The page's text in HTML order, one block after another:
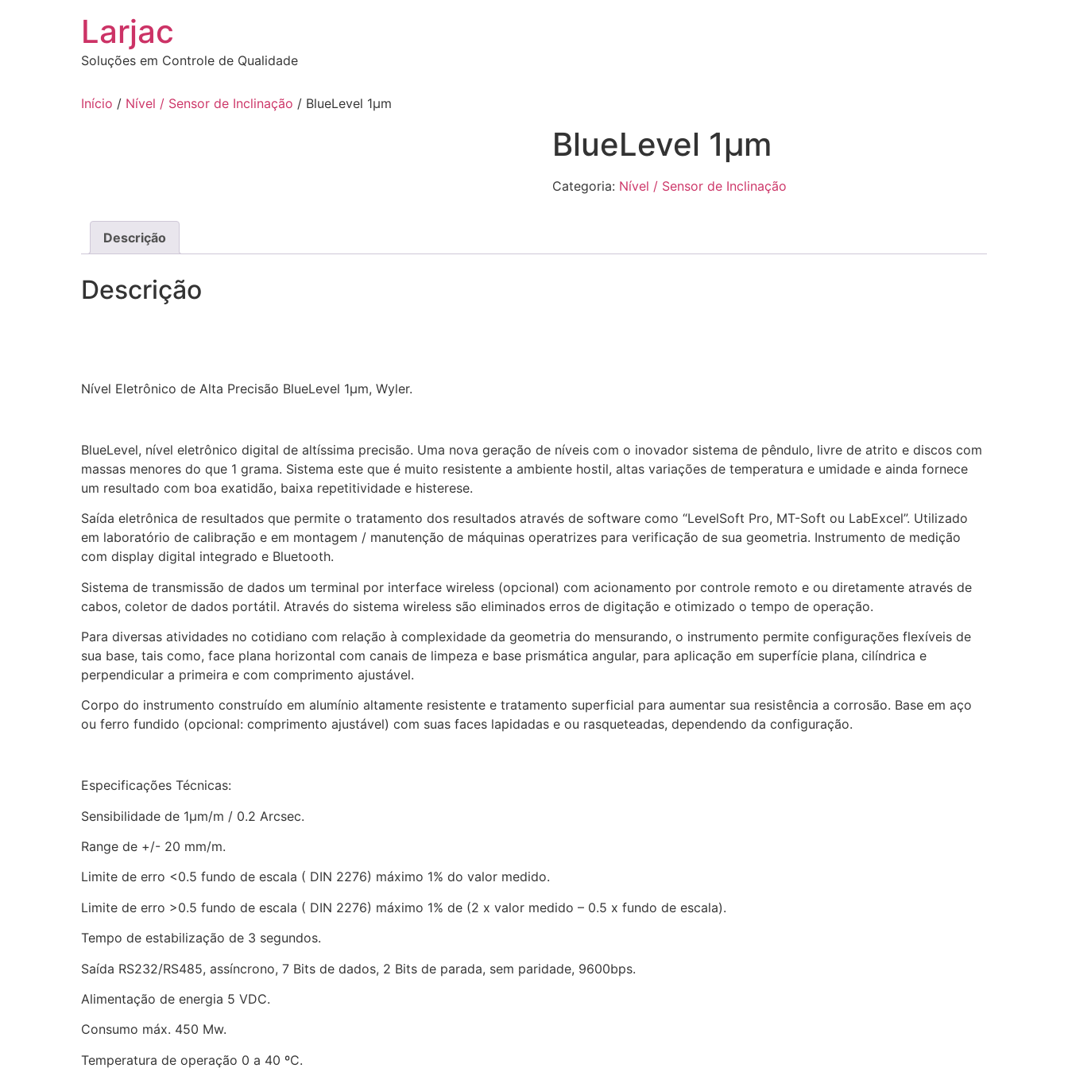
Larjac
Soluções em Controle de Qualidade
Início / Nível / Sensor de Inclinação / BlueLevel 1μm
BlueLevel 1μm
Categoria: Nível / Sensor de Inclinação
Descrição
Descrição
Nível Eletrônico de Alta Precisão BlueLevel 1μm, Wyler.
BlueLevel, nível eletrônico digital de altíssima precisão. Uma nova geração de níveis com o inovador sistema de pêndulo, livre de atrito e discos com
massas menores do que 1 grama. Sistema este que é muito resistente a ambiente hostil, altas variações de temperatura e umidade e ainda fornece
um resultado com boa exatidão, baixa repetitividade e histerese.
Saída eletrônica de resultados que permite o tratamento dos resultados através de software como “LevelSoft Pro, MT-Soft ou LabExcel”. Utilizado
em laboratório de calibração e em montagem / manutenção de máquinas operatrizes para verificação de sua geometria. Instrumento de medição
com display digital integrado e Bluetooth.
Sistema de transmissão de dados um terminal por interface wireless (opcional) com acionamento por controle remoto e ou diretamente através de
cabos, coletor de dados portátil. Através do sistema wireless são eliminados erros de digitação e otimizado o tempo de operação.
Para diversas atividades no cotidiano com relação à complexidade da geometria do mensurando, o instrumento permite configurações flexíveis de
sua base, tais como, face plana horizontal com canais de limpeza e base prismática angular, para aplicação em superfície plana, cilíndrica e
perpendicular a primeira e com comprimento ajustável.
Corpo do instrumento construído em alumínio altamente resistente e tratamento superficial para aumentar sua resistência a corrosão. Base em aço
ou ferro fundido (opcional: comprimento ajustável) com suas faces lapidadas e ou rasqueteadas, dependendo da configuração.
Especificações Técnicas:
Sensibilidade de 1μm/m / 0.2 Arcsec.
Range de +/- 20 mm/m.
Limite de erro <0.5 fundo de escala ( DIN 2276) máximo 1% do valor medido.
Limite de erro >0.5 fundo de escala ( DIN 2276) máximo 1% de (2 x valor medido – 0.5 x fundo de escala).
Tempo de estabilização de 3 segundos.
Saída RS232/RS485, assíncrono, 7 Bits de dados, 2 Bits de parada, sem paridade, 9600bps.
Alimentação de energia 5 VDC.
Consumo máx. 450 Mw.
Temperatura de operação 0 a 40 ºC.